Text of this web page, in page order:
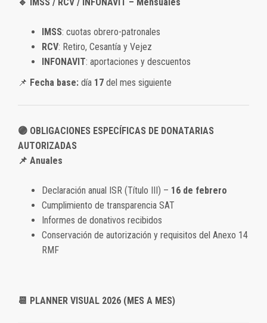
IMSS: cuotas obrero-patronales
RCV: Retiro, Cesantía y Vejez
INFONAVIT: aportaciones y descuentos
📌 Fecha base: día 17 del mes siguiente
🟣 OBLIGACIONES ESPECÍFICAS DE DONATARIAS
AUTORIZADAS
📌 Anuales
Declaración anual ISR (Título III) – 16 de febrero
Cumplimiento de transparencia SAT
Informes de donativos recibidos
Conservación de autorización y requisitos del Anexo 14
RMF
📆 PLANNER VISUAL 2026 (MES A MES)